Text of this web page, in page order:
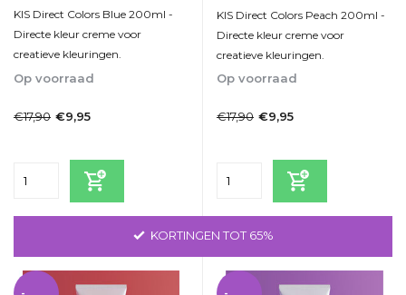
KIS Direct Colors Blue 200ml -
Directe kleur creme voor
creatieve kleuringen.
Op voorraad
€17,90 €9,95
KIS Direct Colors Peach 200ml -
Directe kleur creme voor
creatieve kleuringen.
Op voorraad
€17,90 €9,95
KORTINGEN TOT 65%